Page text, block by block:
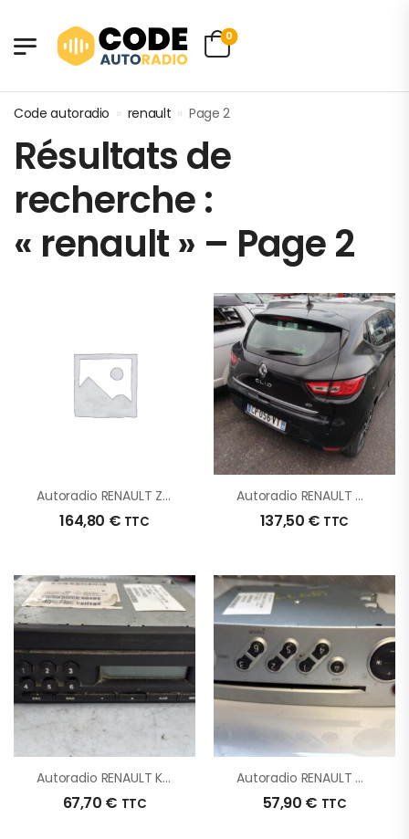
0
Code autoradio » renault » Page 2
Résultats de
recherche :
« renault » – Page 2
Autoradio RENAULT ZOE 1 D’origine – 2018 – Occasion
164,80 € TTC
Autoradio RENAULT CLIO 4 PHASE 1 D’origine – 2013 – Occasion
137,50 € TTC
Autoradio RENAULT KANGOO 2 PHASE 1 D’origine – 2013 – Occasion
67,70 € TTC
Autoradio RENAULT MODUS PHASE 1 D’origine – 2006 – Occasion
57,90 € TTC